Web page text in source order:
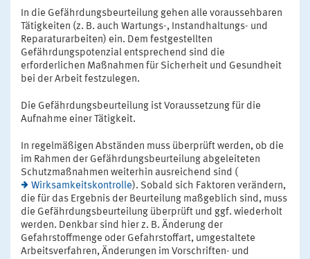
In die Gefährdungsbeurteilung gehen alle voraussehbaren
Tätigkeiten (z. B. auch Wartungs-, Instandhaltungs- und
Reparaturarbeiten) ein. Dem festgestellten
Gefährdungspotenzial entsprechend sind die
erforderlichen Maßnahmen für Sicherheit und Gesundheit
bei der Arbeit festzulegen.
Die Gefährdungsbeurteilung ist Voraussetzung für die
Aufnahme einer Tätigkeit.
In regelmäßigen Abständen muss überprüft werden, ob die
im Rahmen der Gefährdungsbeurteilung abgeleiteten
Schutzmaßnahmen weiterhin ausreichend sind (
Wirksamkeitskontrolle). Sobald sich Faktoren verändern,
die für das Ergebnis der Beurteilung maßgeblich sind, muss
die Gefährdungsbeurteilung überprüft und ggf. wiederholt
werden. Denkbar sind hier z. B. Änderung der
Gefahrstoffmenge oder Gefahrstoffart, umgestaltete
Arbeitsverfahren, Änderungen im Vorschriften- und